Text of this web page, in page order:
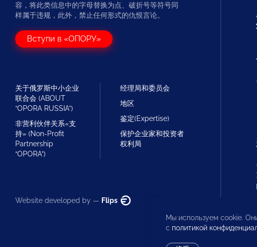
容，将此类信息中的字母替换为点、破折号等符号同
样属于违规，此外，禁止任何形式的仇恨言论。
Вступи в «ОПОРУ»
关于俄罗斯中小企业
联合会 (ABOUT
“OPORA RUSSIA”)
非营利伙伴关系«支
持» (Non-Profit
Partnership
“OPORA”)
经理局和委员会
地区
鉴定(Expertise)
保护企业家和投资者
权利局
Website developed by — Flips
Мы используем cookie.
с политикой